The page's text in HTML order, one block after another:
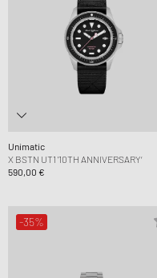
Unimatic
X BSTN UT1 '10TH ANNIVERSARY‘
590,00 €
-35%